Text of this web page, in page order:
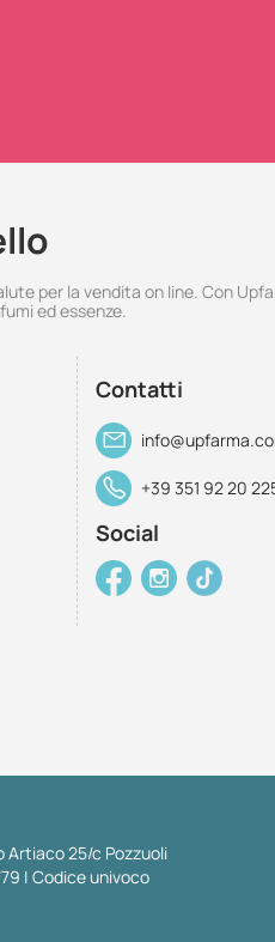
per la vendita on line. Con
ed essenze.
Contatti
+39 351 92 20
Social
Artiaco 25/c Pozzuoli
| Codice univoco